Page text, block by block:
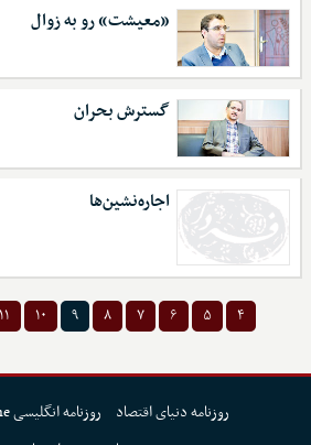
«معیشت» رو به زوال
گسترش بحران
اجاره‌نشین‌ها
۴ ۵ ۶ ۷ ۸ ۹ ۱۰ ۱۱
روزنامه دنیای اقتصاد
روزنامه انگلیسی Financial Tribune